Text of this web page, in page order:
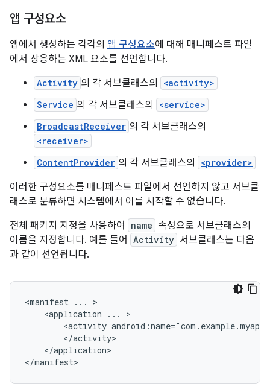
앱 구성요소
앱에서 생성하는 각각의 앱 구성요소에 대해 매니페스트 파일
에서 상응하는 XML 요소를 선언합니다.
Activity 의 각 서브클래스의
<activity>
Service 의 각 서브클래스의
<service>
BroadcastReceiver 의 각 서브클래스의
<receiver>
ContentProvider 의 각 서브클래스의 <provider>
이러한 구성요소를 매니페스트 파일에서 선언하지 않고 서브클
래스로 분류하면 시스템에서 이를 시작할 수 없습니다.
전체 패키지 지정을 사용하여
name 속성으로 서브클래스의
이름을 지정합니다. 예를 들어
Activity 서브클래스는 다음
과 같이 선언됩니다.
<manifest ...
<application
...
<activity
</application>
</manifest>